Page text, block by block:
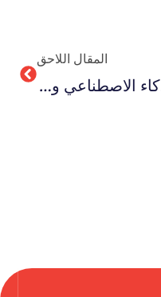
المقال اللاحق
الذكاء الاصطناعي وأهم تطبيقاته 2026 في البحث العلمي